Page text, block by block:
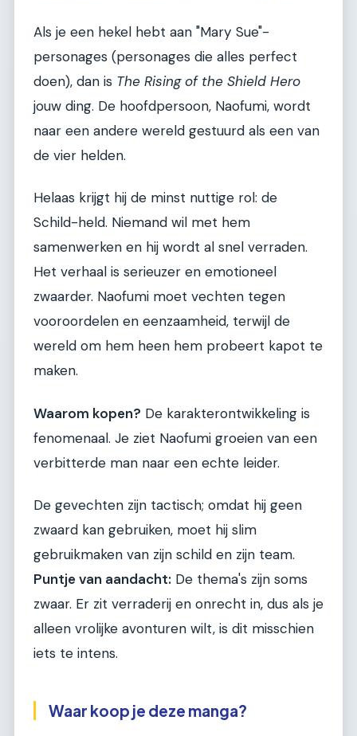
Als je een hekel hebt aan "Mary Sue"-
personages (personages die alles perfect
doen), dan is The Rising of the Shield Hero
jouw ding. De hoofdpersoon, Naofumi, wordt
naar een andere wereld gestuurd als een van
de vier helden.
Helaas krijgt hij de minst nuttige rol: de
Schild-held. Niemand wil met hem
samenwerken en hij wordt al snel verraden.
Het verhaal is serieuzer en emotioneel
zwaarder. Naofumi moet vechten tegen
vooroordelen en eenzaamheid, terwijl de
wereld om hem heen hem probeert kapot te
maken.
Waarom kopen? De karakterontwikkeling is
fenomenaal. Je ziet Naofumi groeien van een
verbitterde man naar een echte leider.
De gevechten zijn tactisch; omdat hij geen
zwaard kan gebruiken, moet hij slim
gebruikmaken van zijn schild en zijn team.
Puntje van aandacht: De thema's zijn soms
zwaar. Er zit verraderij en onrecht in, dus als je
alleen vrolijke avonturen wilt, is dit misschien
iets te intens.
Waar koop je deze manga?